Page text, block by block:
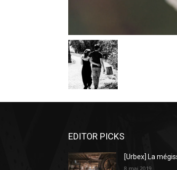
EDITOR PICKS
[Urbex] La
8 mai 2019